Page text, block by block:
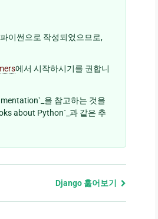
이썬으로 작성되었으므로,
에서 시작하시기를 권합니
을 참고하는 것을
about Python`_과 같은 추
Django 훑어보기